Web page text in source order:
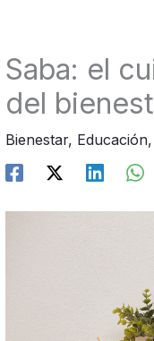
Saba: el
del
Bienestar, Educación,